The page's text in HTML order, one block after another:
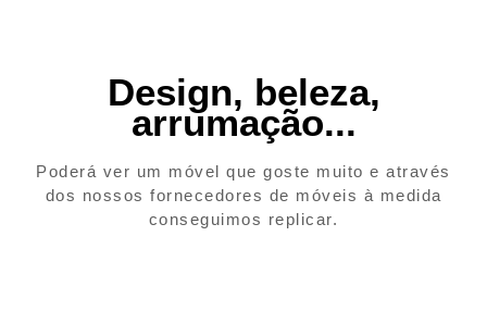
Design, beleza,
arrumação...
Poderá ver um móvel que goste muito e através
dos nossos fornecedores de móveis à medida
conseguimos replicar.